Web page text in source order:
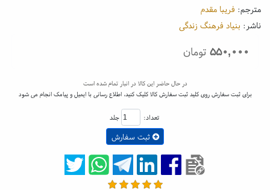
مترجم: فریبا مقدم
ناشر: بنیاد فرهنگ زندگی
۵۵۰,۰۰۰تومان
در حال حاضر این کالا در انبار تمام شده است
برای ثبت سفارش روی کلید ثبت سفارش کالا کلیک کنید، اطلاع رسانی با ایمیل و پیامک انجام می شود
تعداد: جلد
ثبت سفارش